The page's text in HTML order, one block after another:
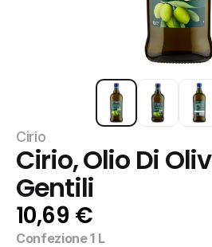
Cirio
Cirio, Olio Di
Gentili
10,69 €
Confezione 1 L